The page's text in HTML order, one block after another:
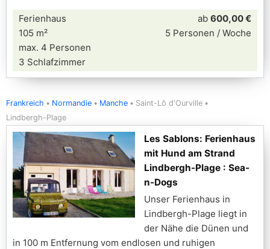
Ferienhaus
105 m²
max. 4 Personen
3 Schlafzimmer
ab 600,00 €
5 Personen / Woche
Frankreich Normandie Manche
Saint-Lô d'Ourville
Lindbergh-Plage
Les Sablons: Ferienhaus
mit Hund am Strand
Lindbergh-Plage : Sea-
n-Dogs
Unser Ferienhaus in
Lindbergh-Plage liegt in
der Nähe die Dünen und
in 100 m Entfernung vom endlosen und ruhigen